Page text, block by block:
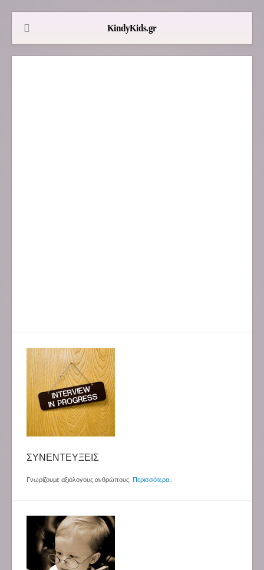
ΣΥΝΕΝΤΕΥΞΕΙΣ
Γνωρίζουμε αξιόλογους ανθρώπους. Περισσότερα